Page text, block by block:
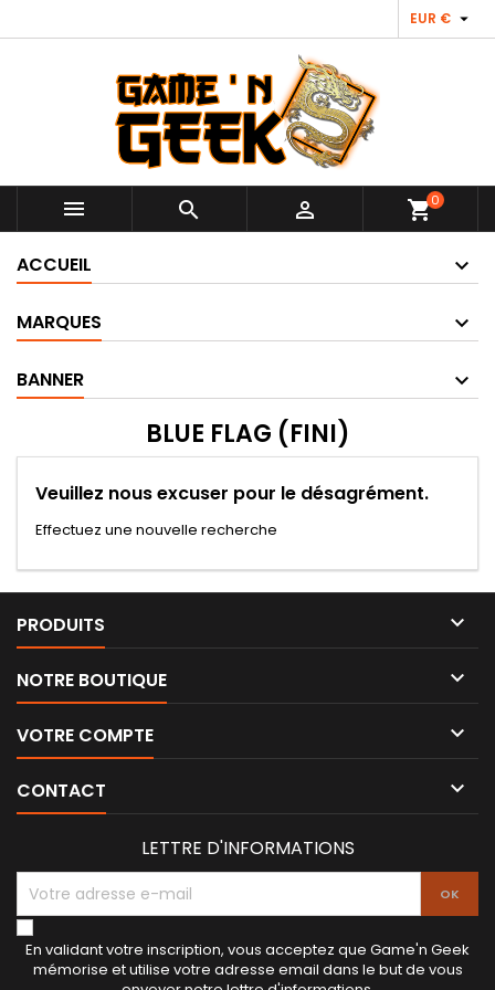
EUR € 
   shopping_cart0
ACCUEIL
MARQUES
BANNER
BLUE FLAG (FINI)
Veuillez nous excuser pour le désagrément.
Effectuez une nouvelle recherche
PRODUITS 
NOTRE BOUTIQUE 
VOTRE COMPTE 
CONTACT 
LETTRE D'INFORMATIONS
En validant votre inscription, vous acceptez que Game'n Geek
mémorise et utilise votre adresse email dans le but de vous